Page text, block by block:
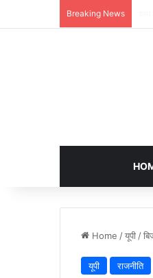
Breaking News
Home /यूपी /
यूपी राजनीति